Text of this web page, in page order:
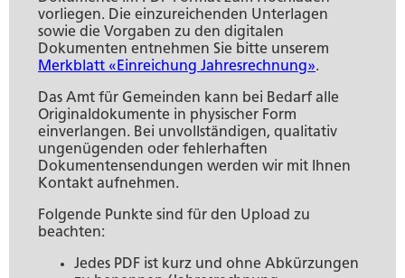
Umwelt und Bauen
Persönliches
Geld und Steuern
Staat, Recht und Sicherheit